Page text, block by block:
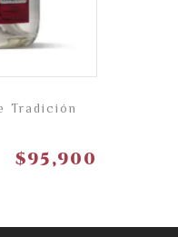
Tradición
$95,900